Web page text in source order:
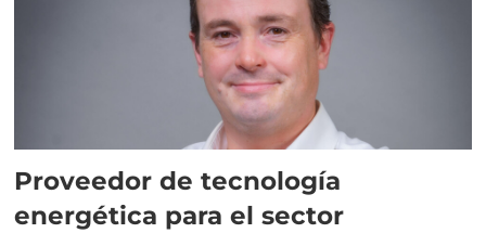
Proveedor de tecnología
energética para el sector